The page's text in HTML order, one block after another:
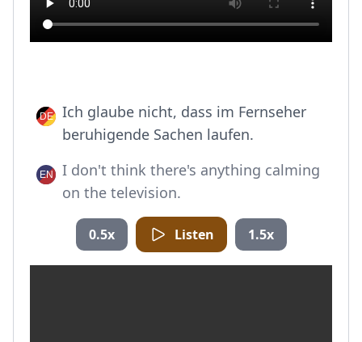
Ich glaube nicht, dass im Fernseher
beruhigende Sachen laufen.
I don't think there's anything calming
on the television.
0.5x Listen 1.5x